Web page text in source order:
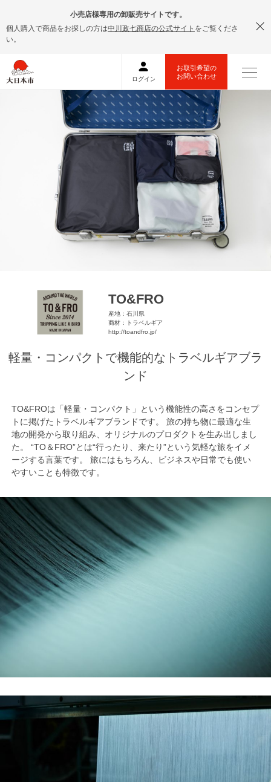
小売店様専用の卸販売サイトです。
個人購入で商品をお探しの方は中川政七商店の公式サイト をご覧くださ
い。
TO&FRO
産地：石川県
商材：トラベルギア
http://toandfro.jp/
軽量・コンパクトで機能的なトラベルギアブラ
ンド
TO&FROは「軽量・コンパクト」という機能性の高さをコンセプ
トに掲げたトラベルギアブランドです。 旅の持ち物に最適な生
地の開発から取り組み、オリジナルのプロダクトを生み出しまし
た。 “TO＆FRO”とは“行ったり、来たり”という気軽な旅をイメ
ージする言葉です。 旅にはもちろん、ビジネスや日常でも使い
やすいことも特徴です。